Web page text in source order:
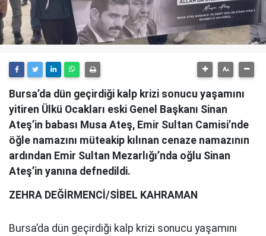
Bursa’da dün geçirdiği kalp krizi sonucu yaşamını
yitiren Ülkü Ocakları eski Genel Başkanı Sinan
Ateş’in babası Musa Ateş, Emir Sultan Camisi’nde
öğle namazını müteakip kılınan cenaze namazının
ardından Emir Sultan Mezarlığı’nda oğlu Sinan
Ateş’in yanına defnedildi.
ZEHRA DEĞİRMENCİ/SİBEL KAHRAMAN
Bursa’da dün geçirdiği kalp krizi sonucu yaşamını